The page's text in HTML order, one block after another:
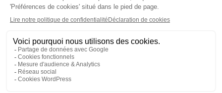
Chez Cercle des Voyages,
nous concevons des voyages
collaboration étroite avec nos
voyageurs.